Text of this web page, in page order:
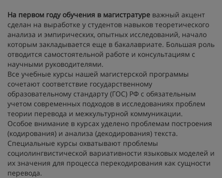
На первом году обучения в магистратуре важный акцент
сделан на выработке у студентов навыков теоретического
анализа и эмпирических, опытных исследований, начало
которым закладывается еще в бакалавриате. Большая роль
отводится самостоятельной работе и консультациям с
научными руководителями.
Все учебные курсы нашей магистерской программы
сочетают соответствие государственному
образовательному стандарту (ГОС) РФ с обязательным
учетом современных подходов в исследованиях проблем
теории перевода и межкультурной коммуникации.
Особое внимание в курсах уделено проблемам построения
(кодирования) и анализа (декодирования) текста.
Специальные курсы охватывают проблемы
социолингвистической вариативности языковых моделей и
их значения для процесса перекодирования как сущности
перевода.